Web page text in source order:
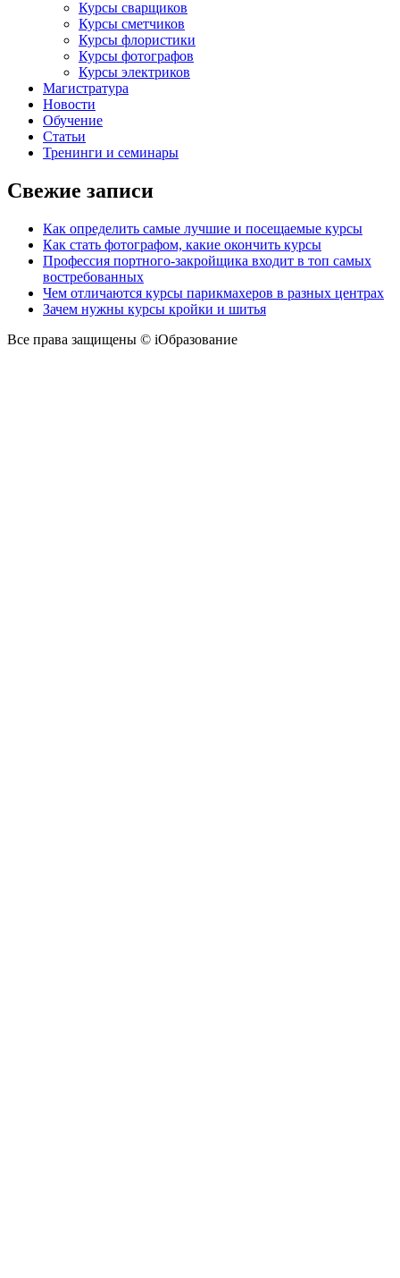
Курсы сварщиков
Курсы сметчиков
Курсы флористики
Курсы фотографов
Курсы электриков
Магистратура
Новости
Обучение
Статьи
Тренинги и семинары
Свежие записи
Как определить самые лучшие и посещаемые курсы
Как стать фотографом, какие окончить курсы
Профессия портного-закройщика входит в топ самых
востребованных
Чем отличаются курсы парикмахеров в разных центрах
Зачем нужны курсы кройки и шитья
Все права защищены © iОбразование